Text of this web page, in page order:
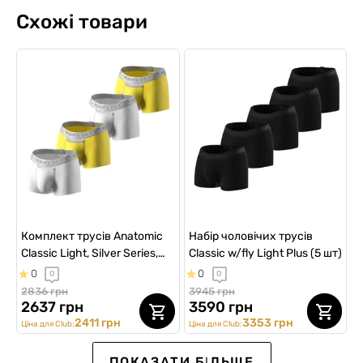
Схожі товари
Комплект трусів Anatomic
Classic Light, Silver Series,
жовтий/білий, 4шт
0 0
2836 грн
2637 грн
Ціна для Club:2411 грн
Набір чоловічих трусів
Classic w/fly Light Plus (5 шт)
0 0
3945 грн
3590 грн
Ціна для Club:3353 грн